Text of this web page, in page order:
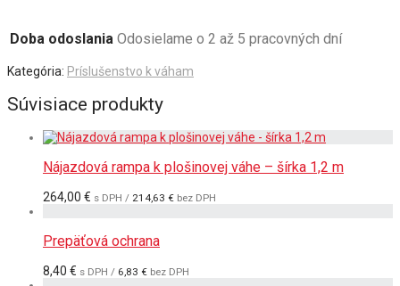
Doba odoslania Odosielame o 2 až 5 pracovných dní
Kategória: Príslušenstvo k váham
Súvisiace produkty
Nájazdová rampa k plošinovej váhe – šírka 1,2 m
264,00 € s DPH / 214,63 € bez DPH
Prepäťová ochrana
8,40 € s DPH / 6,83 € bez DPH